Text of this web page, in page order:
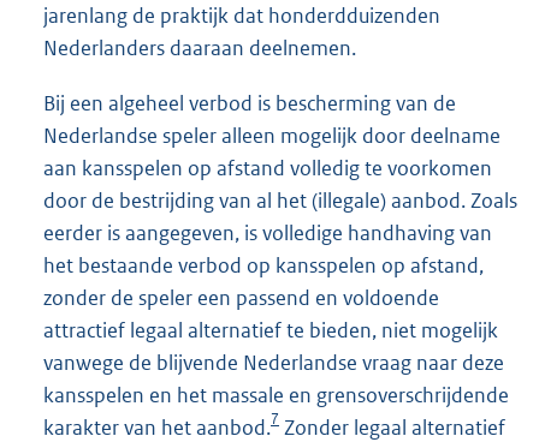
jarenlang de praktijk dat honderdduizenden
Nederlanders daaraan deelnemen.
Bij een algeheel verbod is bescherming van de
Nederlandse speler alleen mogelijk door deelname
aan kansspelen op afstand volledig te voorkomen
door de bestrijding van al het (illegale) aanbod. Zoals
eerder is aangegeven, is volledige handhaving van
het bestaande verbod op kansspelen op afstand,
zonder de speler een passend en voldoende
attractief legaal alternatief te bieden, niet mogelijk
vanwege de blijvende Nederlandse vraag naar deze
kansspelen en het massale en grensoverschrijdende
karakter van het aanbod.7 Zonder legaal alternatief